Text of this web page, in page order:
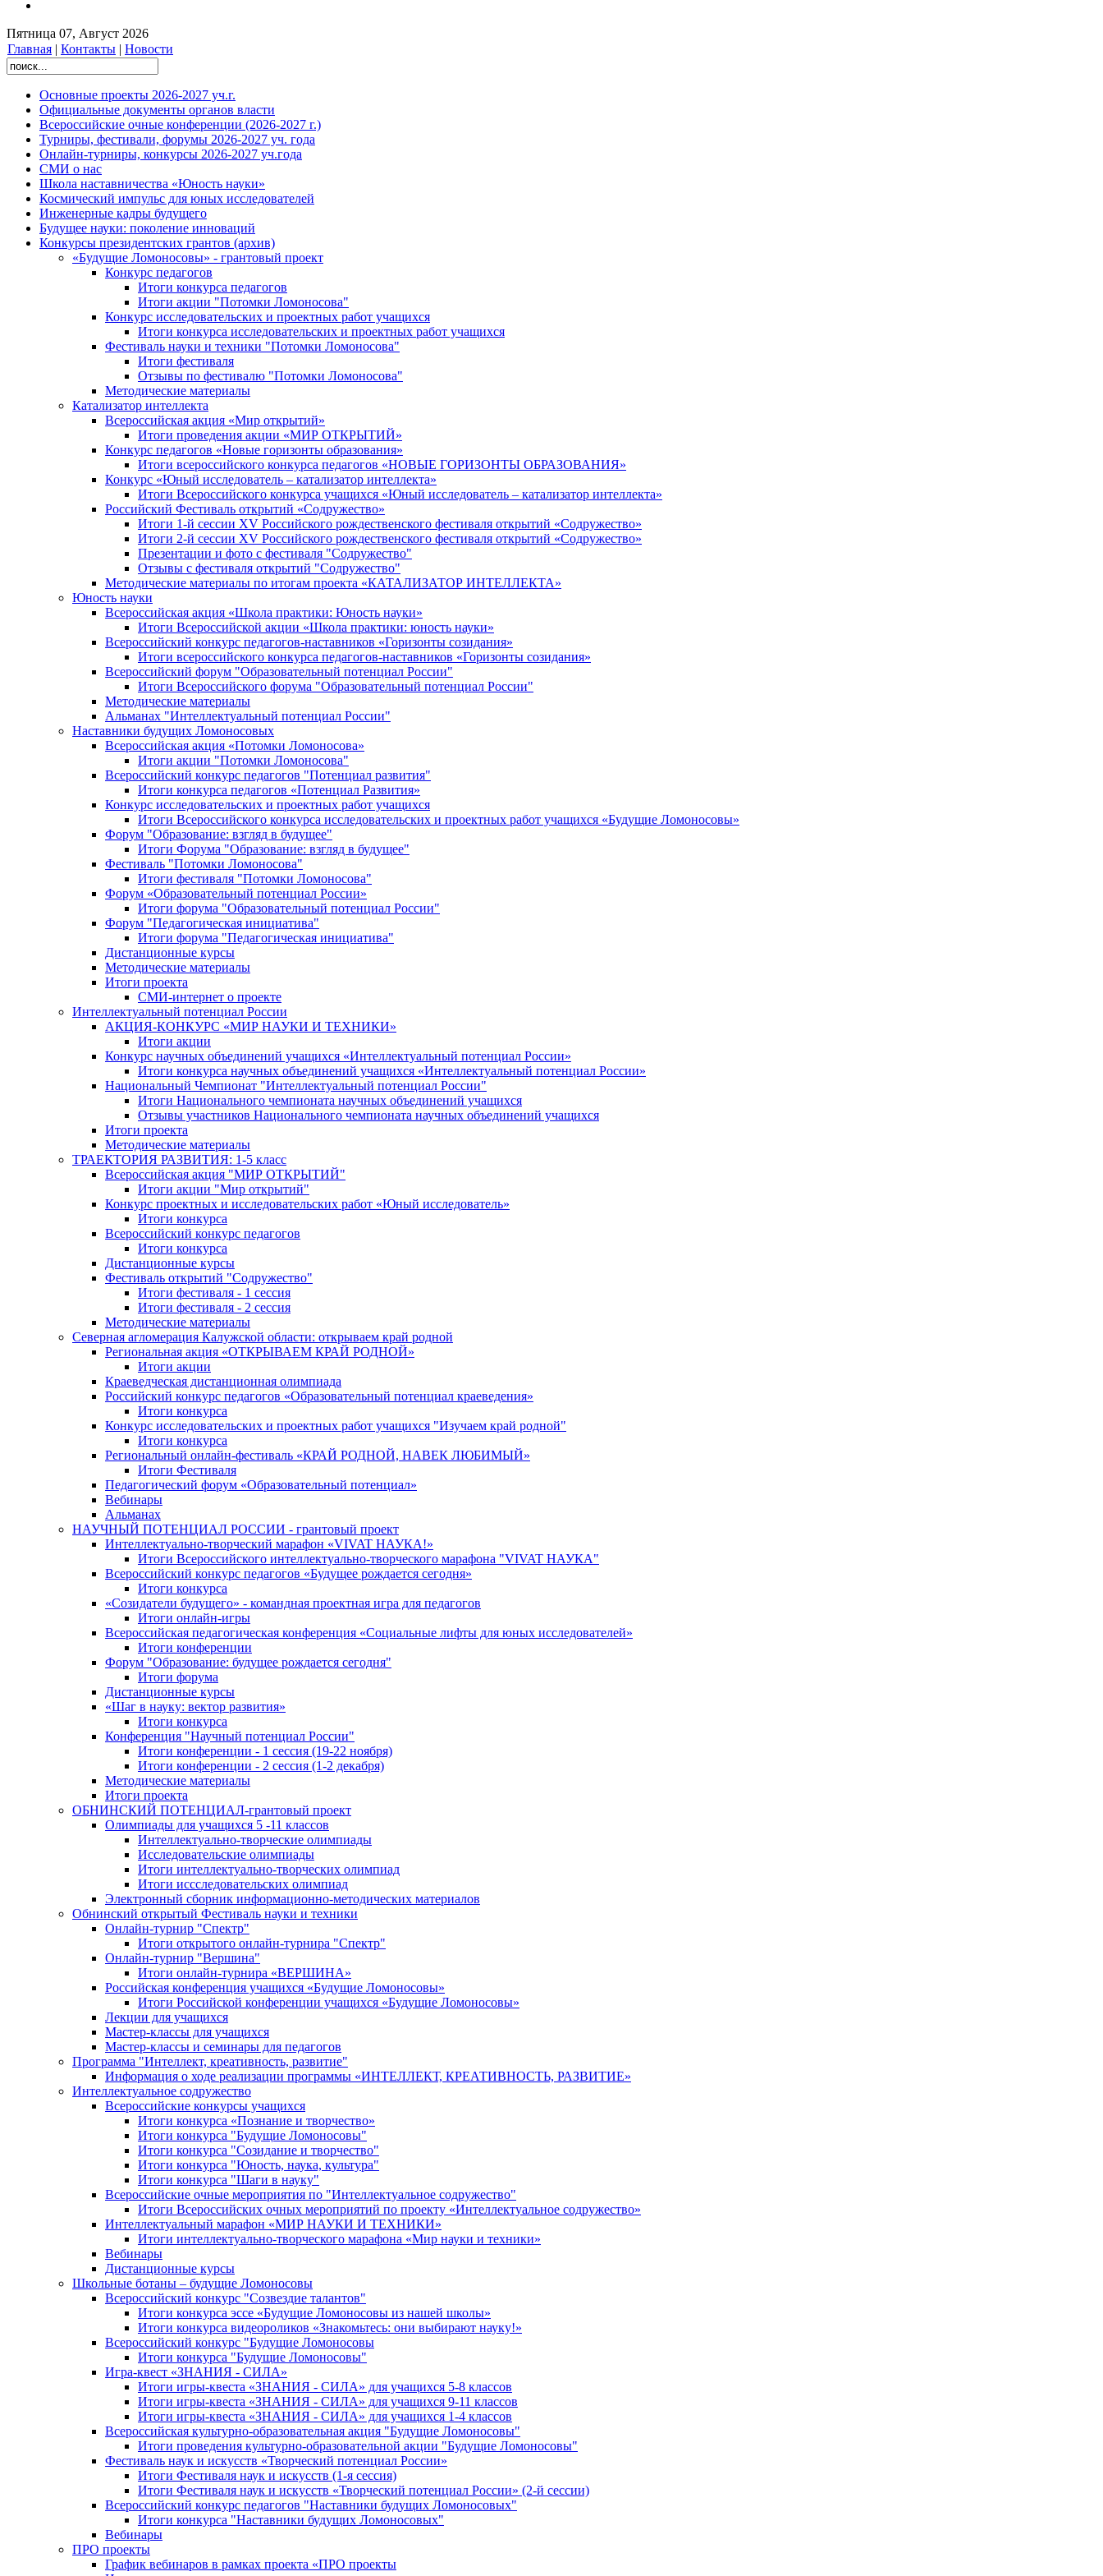
Пятница 07, Август 2026
Главная | Контакты | Новости
Основные проекты 2026-2027 уч.г.
Официальные документы органов власти
Всероссийские очные конференции (2026-2027 г.)
Турниры, фестивали, форумы 2026-2027 уч. года
Онлайн-турниры, конкурсы 2026-2027 уч.года
СМИ о нас
Школа наставничества «Юность науки»
Космический импульс для юных исследователей
Инженерные кадры будущего
Будущее науки: поколение инноваций
Конкурсы президентских грантов (архив)
«Будущие Ломоносовы» - грантовый проект
Конкурс педагогов
Итоги конкурса педагогов
Итоги акции "Потомки Ломоносова"
Конкурс исследовательских и проектных работ учащихся
Итоги конкурса исследовательских и проектных работ учащихся
Фестиваль науки и техники "Потомки Ломоносова"
Итоги фестиваля
Отзывы по фестивалю "Потомки Ломоносова"
Методические материалы
Катализатор интеллекта
Всероссийская акция «Мир открытий»
Итоги проведения акции «МИР ОТКРЫТИЙ»
Конкурс педагогов «Новые горизонты образования»
Итоги всероссийского конкурса педагогов «НОВЫЕ ГОРИЗОНТЫ ОБРАЗОВАНИЯ»
Конкурс «Юный исследователь – катализатор интеллекта»
Итоги Всероссийского конкурса учащихся «Юный исследователь – катализатор интеллекта»
Российский Фестиваль открытий «Содружество»
Итоги 1-й сессии XV Российского рождественского фестиваля открытий «Содружество»
Итоги 2-й сессии XV Российского рождественского фестиваля открытий «Содружество»
Презентации и фото с фестиваля "Содружество"
Отзывы с фестиваля открытий "Содружество"
Методические материалы по итогам проекта «КАТАЛИЗАТОР ИНТЕЛЛЕКТА»
Юность науки
Всероссийская акция «Школа практики: Юность науки»
Итоги Всероссийской акции «Школа практики: юность науки»
Всероссийский конкурс педагогов-наставников «Горизонты созидания»
Итоги всероссийского конкурса педагогов-наставников «Горизонты созидания»
Всероссийский форум "Образовательный потенциал России"
Итоги Всероссийского форума "Образовательный потенциал России"
Методические материалы
Альманах "Интеллектуальный потенциал России"
Наставники будущих Ломоносовых
Всероссийская акция «Потомки Ломоносова»
Итоги акции "Потомки Ломоносова"
Всероссийский конкурс педагогов "Потенциал развития"
Итоги конкурса педагогов «Потенциал Развития»
Конкурс исследовательских и проектных работ учащихся
Итоги Всероссийского конкурса исследовательских и проектных работ учащихся «Будущие Ломоносовы»
Форум "Образование: взгляд в будущее"
Итоги Форума "Образование: взгляд в будущее"
Фестиваль "Потомки Ломоносова"
Итоги фестиваля "Потомки Ломоносова"
Форум «Образовательный потенциал России»
Итоги форума "Образовательный потенциал России"
Форум "Педагогическая инициатива"
Итоги форума "Педагогическая инициатива"
Дистанционные курсы
Методические материалы
Итоги проекта
СМИ-интернет о проекте
Интеллектуальный потенциал России
АКЦИЯ-КОНКУРС «МИР НАУКИ И ТЕХНИКИ»
Итоги акции
Конкурс научных объединений учащихся «Интеллектуальный потенциал России»
Итоги конкурса научных объединений учащихся «Интеллектуальный потенциал России»
Национальный Чемпионат "Интеллектуальный потенциал России"
Итоги Национального чемпионата научных объединений учащихся
Отзывы участников Национального чемпионата научных объединений учащихся
Итоги проекта
Методические материалы
ТРАЕКТОРИЯ РАЗВИТИЯ: 1-5 класс
Всероссийская акция "МИР ОТКРЫТИЙ"
Итоги акции "Мир открытий"
Конкурс проектных и исследовательских работ «Юный исследователь»
Итоги конкурса
Всероссийский конкурс педагогов
Итоги конкурса
Дистанционные курсы
Фестиваль открытий "Содружество"
Итоги фестиваля - 1 сессия
Итоги фестиваля - 2 сессия
Методические материалы
Северная агломерация Калужской области: открываем край родной
Региональная акция «ОТКРЫВАЕМ КРАЙ РОДНОЙ»
Итоги акции
Краеведческая дистанционная олимпиада
Российский конкурс педагогов «Образовательный потенциал краеведения»
Итоги конкурса
Конкурс исследовательских и проектных работ учащихся "Изучаем край родной"
Итоги конкурса
Региональный онлайн-фестиваль «КРАЙ РОДНОЙ, НАВЕК ЛЮБИМЫЙ»
Итоги Фестиваля
Педагогический форум «Образовательный потенциал»
Вебинары
Альманах
НАУЧНЫЙ ПОТЕНЦИАЛ РОССИИ - грантовый проект
Интеллектуально-творческий марафон «VIVAT НАУКА!»
Итоги Всероссийского интеллектуально-творческого марафона "VIVAT НАУКА"
Всероссийский конкурс педагогов «Будущее рождается сегодня»
Итоги конкурса
«Cозидатели будущего» - командная проектная игра для педагогов
Итоги онлайн-игры
Всероссийская педагогическая конференция «Cоциальные лифты для юных исследователей»
Итоги конференции
Форум "Образование: будущее рождается сегодня"
Итоги форума
Дистанционные курсы
«Шаг в науку: вектор развития»
Итоги конкурса
Конференция "Научный потенциал России"
Итоги конференции - 1 сессия (19-22 ноября)
Итоги конференции - 2 сессия (1-2 декабря)
Методические материалы
Итоги проекта
ОБНИНСКИЙ ПОТЕНЦИАЛ-грантовый проект
Олимпиады для учащихся 5 -11 классов
Интеллектуально-творческие олимпиады
Исследовательские олимпиады
Итоги интеллектуально-творческих олимпиад
Итоги иссследовательских олимпиад
Электронный сборник информационно-методических материалов
Обнинский открытый Фестиваль науки и техники
Онлайн-турнир "Спектр"
Итоги открытого онлайн-турнира "Спектр"
Онлайн-турнир "Вершина"
Итоги онлайн-турнира «ВЕРШИНА»
Российская конференция учащихся «Будущие Ломоносовы»
Итоги Российской конференции учащихся «Будущие Ломоносовы»
Лекции для учащихся
Мастер-классы для учащихся
Мастер-классы и семинары для педагогов
Программа "Интеллект, креативность, развитие"
Информация о ходе реализации программы «ИНТЕЛЛЕКТ, КРЕАТИВНОСТЬ, РАЗВИТИЕ»
Интеллектуальное содружество
Всероссийские конкурсы учащихся
Итоги конкурса «Познание и творчество»
Итоги конкурса "Будущие Ломоносовы"
Итоги конкурса "Созидание и творчество"
Итоги конкурса "Юность, наука, культура"
Итоги конкурса "Шаги в науку"
Всероссийские очные мероприятия по "Интеллектуальное содружество"
Итоги Всероссийских очных мероприятий по проекту «Интеллектуальное содружество»
Интеллектуальный марафон «МИР НАУКИ И ТЕХНИКИ»
Итоги интеллектуально-творческого марафона «Мир науки и техники»
Вебинары
Дистанционные курсы
Школьные ботаны – будущие Ломоносовы
Всероссийский конкурс "Созвездие талантов"
Итоги конкурса эссе «Будущие Ломоносовы из нашей школы»
Итоги конкурса видеороликов «Знакомьтесь: они выбирают науку!»
Всероссийский конкурс "Будущие Ломоносовы
Итоги конкурса "Будущие Ломоносовы"
Игра-квест «ЗНАНИЯ - СИЛА»
Итоги игры-квеста «ЗНАНИЯ - СИЛА» для учащихся 5-8 классов
Итоги игры-квеста «ЗНАНИЯ - СИЛА» для учащихся 9-11 классов
Итоги игры-квеста «ЗНАНИЯ - СИЛА» для учащихся 1-4 классов
Всероссийская культурно-образовательная акция "Будущие Ломоносовы"
Итоги проведения культурно-образовательной акции "Будущие Ломоносовы"
Фестиваль наук и искусств «Творческий потенциал России»
Итоги Фестиваля наук и искусств (1-я сессия)
Итоги Фестиваля наук и искусств «Творческий потенциал России» (2-й сессии)
Всероссийский конкурс педагогов "Наставники будущих Ломоносовых"
Итоги конкурса "Наставники будущих Ломоносовых"
Вебинары
ПРО проекты
График вебинаров в рамках проекта «ПРО проекты